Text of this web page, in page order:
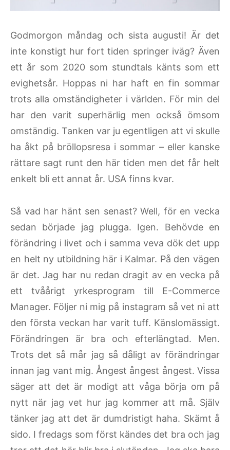
Godmorgon måndag och sista augusti! Är det
inte konstigt hur fort tiden springer iväg? Även
ett år som 2020 som stundtals känts som ett
evighetsår. Hoppas ni har haft en fin sommar
trots alla omständigheter i världen. För min del
har den varit superhärlig men också ömsom
omständig. Tanken var ju egentligen att vi skulle
ha åkt på bröllopsresa i sommar – eller kanske
rättare sagt runt den här tiden men det får helt
enkelt bli ett annat år. USA finns kvar.
Så vad har hänt sen senast? Well, för en vecka
sedan började jag plugga. Igen. Behövde en
förändring i livet och i samma veva dök det upp
en helt ny utbildning här i Kalmar. På den vägen
är det. Jag har nu redan dragit av en vecka på
ett tvåårigt yrkesprogram till E-Commerce
Manager. Följer ni mig på instagram så vet ni att
den första veckan har varit tuff. Känslomässigt.
Förändringen är bra och efterlängtad. Men.
Trots det så mår jag så dåligt av förändringar
innan jag vant mig. Ångest ångest ångest. Vissa
säger att det är modigt att våga börja om på
nytt när jag vet hur jag kommer att må. Själv
tänker jag att det är dumdristigt haha. Skämt å
sido. I fredags som först kändes det bra och jag